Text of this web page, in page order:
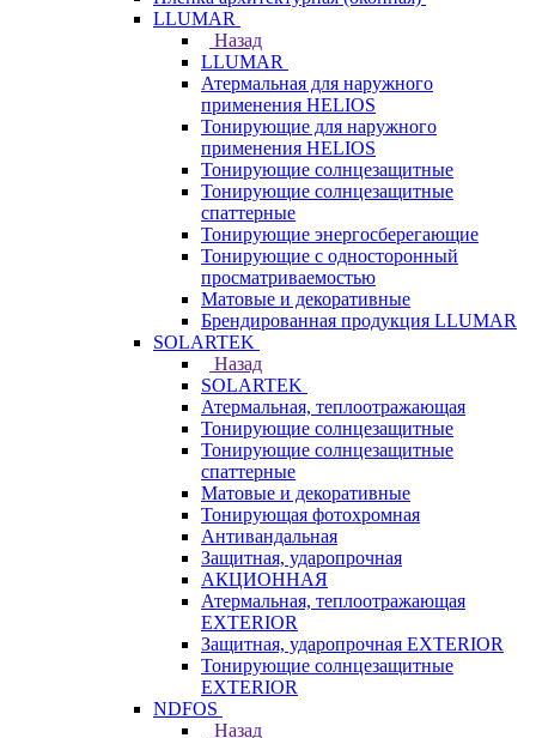
LLUMAR
Назад
LLUMAR
Атермальная для наружного
применения HELIOS
Тонирующие для наружного
применения HELIOS
Тонирующие солнцезащитные
Тонирующие солнцезащитные
спаттерные
Тонирующие энергосберегающие
Тонирующие с односторонный
просматриваемостью
Матовые и декоративные
Брендированная продукция LLUMAR
SOLARTEK
Назад
SOLARTEK
Атермальная, теплоотражающая
Тонирующие солнцезащитные
Тонирующие солнцезащитные
спаттерные
Матовые и декоративные
Тонирующая фотохромная
Антивандальная
Защитная, ударопрочная
АКЦИОННАЯ
Атермальная, теплоотражающая
EXTERIOR
Защитная, ударопрочная EXTERIOR
Тонирующие солнцезащитные
EXTERIOR
NDFOS
Назад